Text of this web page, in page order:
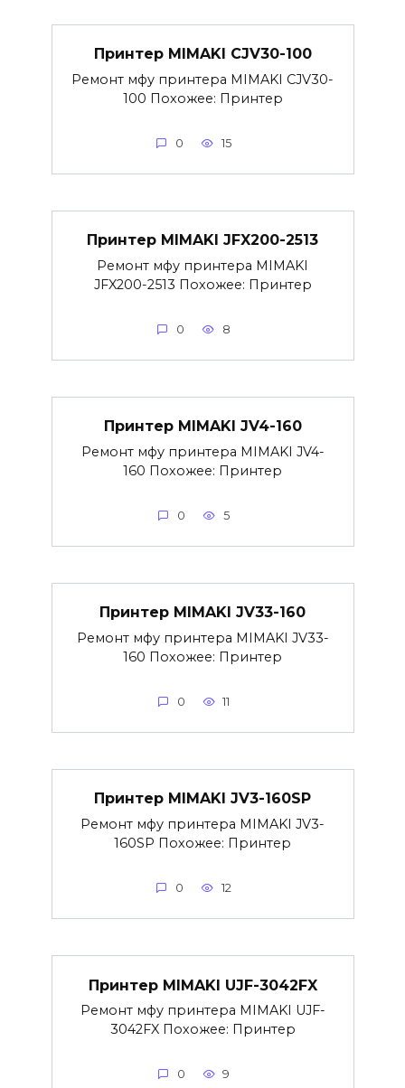
Принтер MIMAKI CJV30-100
Ремонт мфу принтера MIMAKI CJV30-
100 Похожее: Принтер
0 15
Принтер MIMAKI JFX200-2513
Ремонт мфу принтера MIMAKI
JFX200-2513 Похожее: Принтер
0 8
Принтер MIMAKI JV4-160
Ремонт мфу принтера MIMAKI JV4-
160 Похожее: Принтер
0 5
Принтер MIMAKI JV33-160
Ремонт мфу принтера MIMAKI JV33-
160 Похожее: Принтер
0 11
Принтер MIMAKI JV3-160SP
Ремонт мфу принтера MIMAKI JV3-
160SP Похожее: Принтер
0 12
Принтер MIMAKI UJF-3042FX
Ремонт мфу принтера MIMAKI UJF-
3042FX Похожее: Принтер
0 9